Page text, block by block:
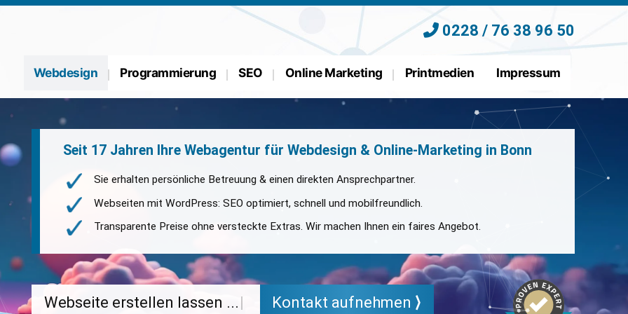
0228 / 76 38 96 50
Webdesign Programmierung SEO Online Marketing Printmedien Impressum
Seit 17 Jahren Ihre Webagentur für Webdesign & Online-Marketing in Bonn
Sie erhalten persönliche Betreuung & einen direkten Ansprechpartner.
Webseiten mit WordPress: SEO optimiert, schnell und mobilfreundlich.
Transparente Preise ohne versteckte Extras. Wir machen Ihnen ein faires Angebot.
Webseite erstellen lassen ... | Kontakt aufnehmen ⟩